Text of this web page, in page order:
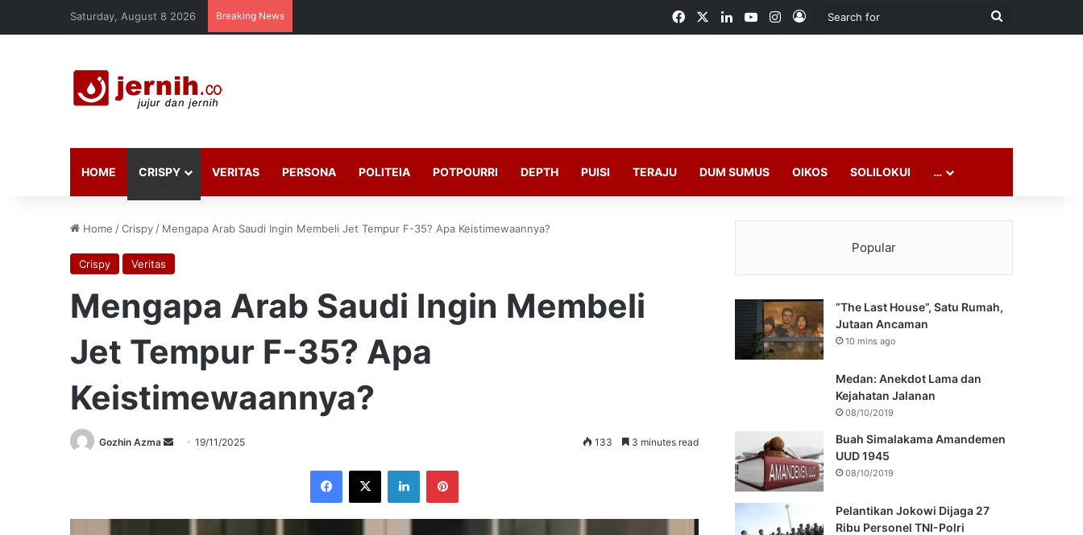
Saturday, August 8 2026 Breaking News FacebookLinkedInYouTubeInstagram
Log In
Search
HOME CRISPY VERITAS PERSONA POLITEIA POTPOURRI DEPTH PUISI TERAJU DUM SUMUS OIKOS SOLILOKUI …
Home /Crispy / Mengapa Arab Saudi Ingin Membeli Jet Tempur F-35? Apa Keistimewaannya?
Crispy Veritas
Mengapa Arab Saudi Ingin Membeli
Jet Tempur F-35? Apa
Keistimewaannya?
Gozhin Azma
Send19/11/2025 133 3 minutes read
Facebook
X LinkedInPinterest
Popular
“The Last House”, Satu Rumah,
Jutaan Ancaman
10 mins ago
Medan: Anekdot Lama dan
Kejahatan Jalanan
08/10/2019
Buah Simalakama Amandemen
UUD 1945
08/10/2019
Pelantikan Jokowi Dijaga 27
Ribu Personel TNI-Polri